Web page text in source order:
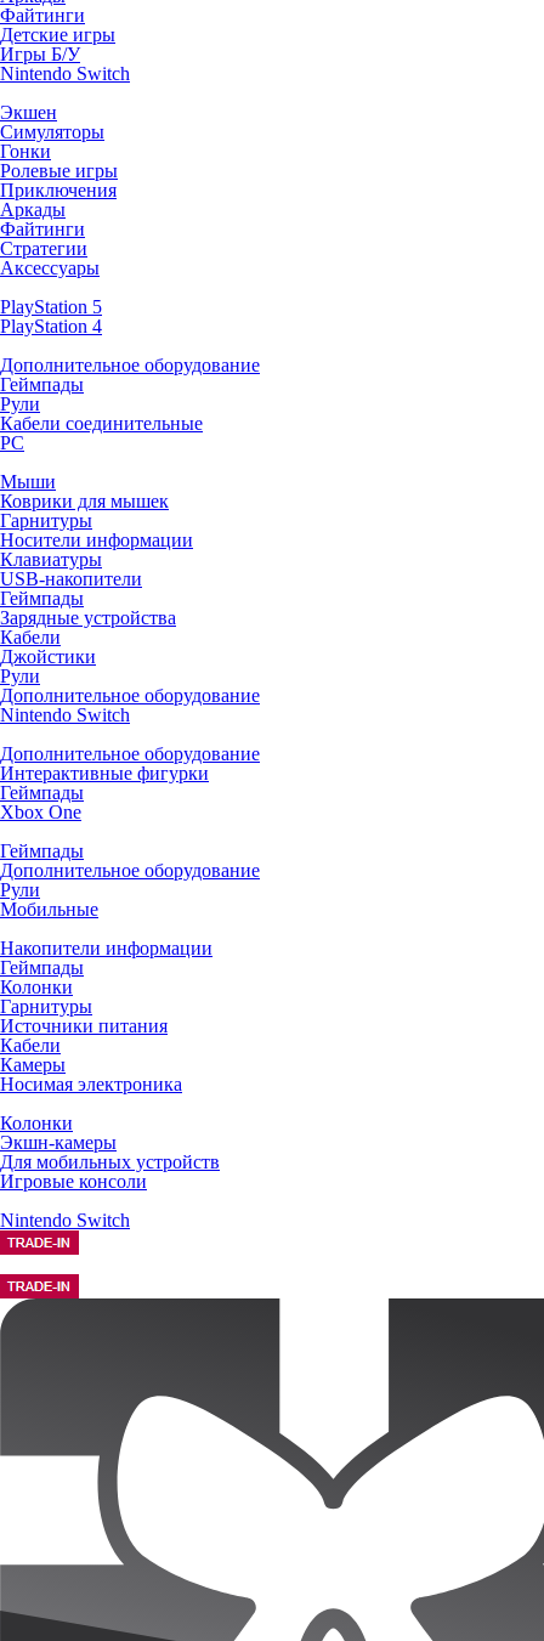
Файтинги
Детские игры
Игры Б/У
Nintendo Switch
Экшен
Симуляторы
Гонки
Ролевые игры
Приключения
Аркады
Файтинги
Стратегии
Аксессуары
PlayStation 5
PlayStation 4
Дополнительное оборудование
Геймпады
Рули
Кабели соединительные
PC
Мыши
Коврики для мышек
Гарнитуры
Носители информации
Клавиатуры
USB-накопители
Геймпады
Зарядные устройства
Кабели
Джойстики
Рули
Дополнительное оборудование
Nintendo Switch
Дополнительное оборудование
Интерактивные фигурки
Геймпады
Xbox One
Геймпады
Дополнительное оборудование
Рули
Мобильные
Накопители информации
Геймпады
Колонки
Гарнитуры
Источники питания
Кабели
Камеры
Носимая электроника
Колонки
Экшн-камеры
Для мобильных устройств
Игровые консоли
Nintendo Switch